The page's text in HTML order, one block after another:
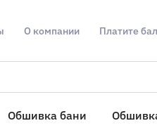
О компании Платите
Обшивка бани